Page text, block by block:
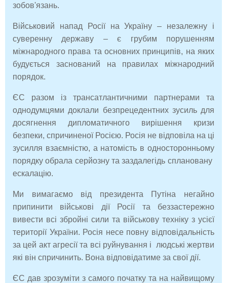
зобов'язань.
Військовий напад Росії на Україну – незалежну і
суверенну державу – є грубим порушенням
міжнародного права та основних принципів, на яких
будується заснований на правилах міжнародний
порядок.
ЄС разом із трансатлантичними партнерами та
однодумцями доклали безпрецедентних зусиль для
досягнення дипломатичного вирішення кризи
безпеки, спричиненої Росією. Росія не відповіла на ці
зусилля взаємністю, а натомість в односторонньому
порядку обрала серйозну та заздалегідь сплановану ​​
ескалацію.
Ми вимагаємо від президента Путіна негайно
припинити військові дії Росії та беззастережно
вивести всі збройні сили та військову техніку з усієї
території України. Росія несе повну відповідальність
за цей акт агресії та всі руйнування і людські жертви
які він спричинить. Вона відповідатиме за свої дії.
ЄС дав зрозуміти з самого початку та на найвищому